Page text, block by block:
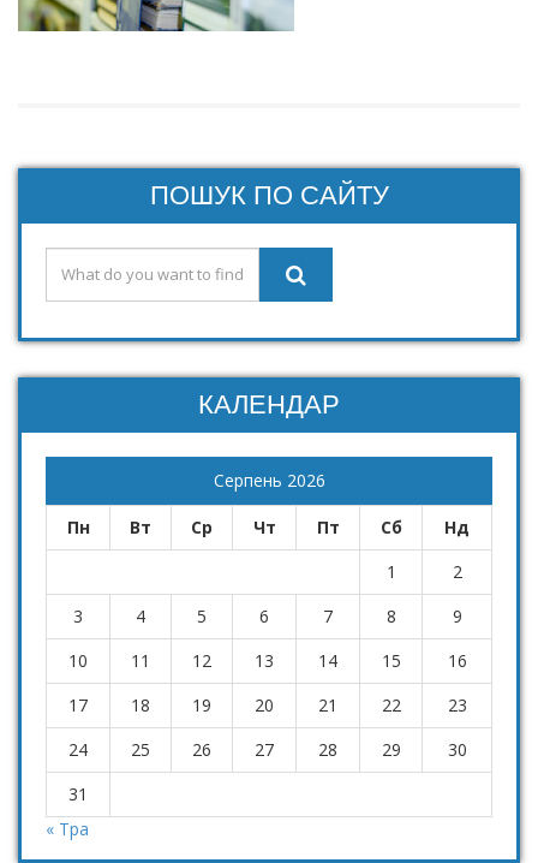
ПОШУК ПО САЙТУ
КАЛЕНДАР
Серпень 2026
Пн Вт Ср Чт Пт Сб
Нд
1
2
3
4 5 6 7 8
9
10
11 12 13 14 15
16
17
18 19 20 21 22
23
24
25 26 27 28 29
30
31
« Тра